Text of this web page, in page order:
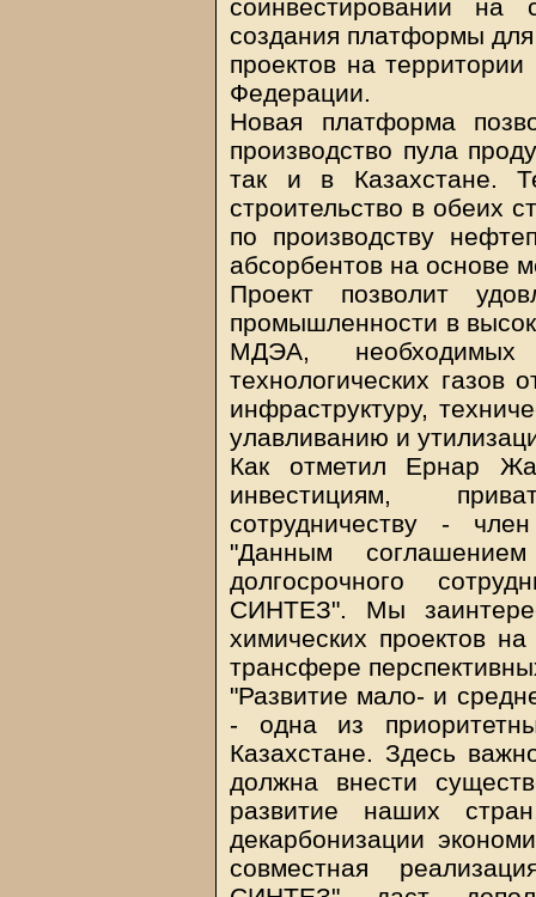
соинвестировании
создания платформы
проектов на
Федерации.
Новая платформа
производство пула
так и в Казахстане.
строительство в обеих
по производству
абсорбентов на основе
Проект позволит
промышленности в
МДЭА,
технологических газов
инфраструктуру,
улавливанию и
Как отметил Ернар
инвестициям,
сотрудничеству -
"Данным
долгосрочного
СИНТЕЗ". Мы
химических проектов
трансфере
"Развитие мало- и
- одна из
Казахстане. Здесь
должна внести
развитие наших
декарбонизации
совместная